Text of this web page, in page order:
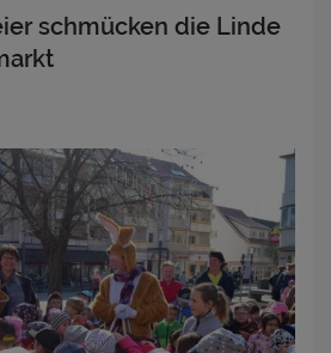
schmücken die Linde